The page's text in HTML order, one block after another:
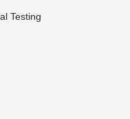
Testing